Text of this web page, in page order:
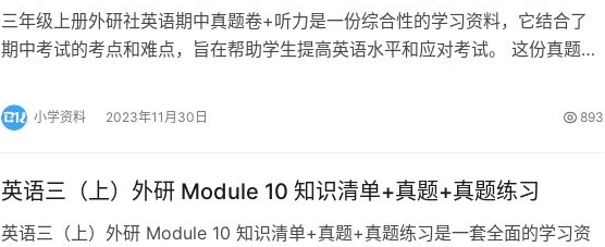
三年级上册外研社英语期中真题卷+听力是一份综合性的学习资料，它结合了
期中考试的考点和难点，旨在帮助学生提高英语水平和应对考试。 这份真题卷
小学资料 2023年11月30日 893
英语三（上）外研 Module 10 知识清单+真题+真题练习
英语三（上）外研 Module 10 知识清单+真题+真题练习是一套全面的学习资